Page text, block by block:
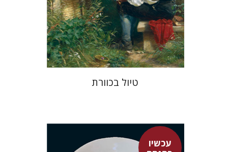
עכשיו בהנחה
$46
$34
טיול בכוורת
עכשיו